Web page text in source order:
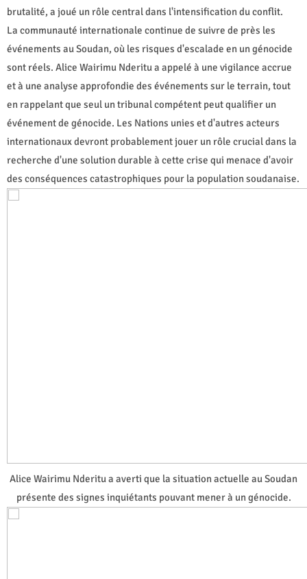
brutalité, a joué un rôle central dans l'intensification du conflit.
La communauté internationale continue de suivre de près les
événements au Soudan, où les risques d'escalade en un génocide
sont réels. Alice Wairimu Nderitu a appelé à une vigilance accrue
et à une analyse approfondie des événements sur le terrain, tout
en rappelant que seul un tribunal compétent peut qualifier un
événement de génocide. Les Nations unies et d'autres acteurs
internationaux devront probablement jouer un rôle crucial dans la
recherche d'une solution durable à cette crise qui menace d'avoir
des conséquences catastrophiques pour la population soudanaise.
Alice Wairimu Nderitu a averti que la situation actuelle au Soudan
présente des signes inquiétants pouvant mener à un génocide.